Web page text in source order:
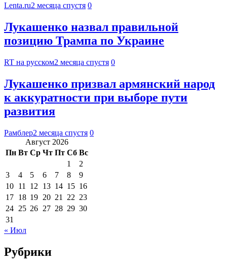
Lenta.ru2 месяца спустя 0
Лукашенко назвал правильной
позицию Трампа по Украине
RT на русском2 месяца спустя 0
Лукашенко призвал армянский народ
к аккуратности при выборе пути
развития
Рамблер2 месяца спустя 0
Август 2026
Пн Вт Ср Чт Пт Сб Вс
1
2
3
4 5 6 7 8
9
10 11 12 13 14 15 16
17 18 19 20 21 22 23
24 25 26 27 28 29 30
31
« Июл
Рубрики